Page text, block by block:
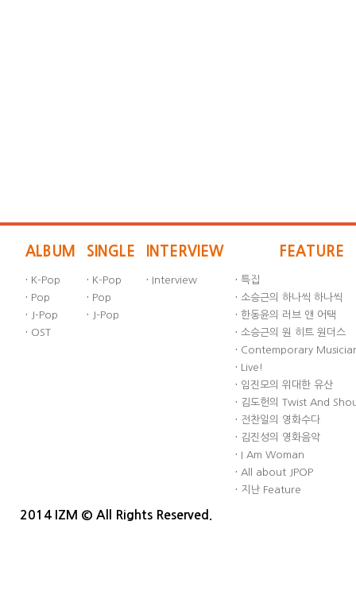
ALBUM
· K-Pop
· Pop
· J-Pop
· OST
SINGLE
· K-Pop
· Pop
· J-Pop
INTERVIEW
· Interview
FEATURE
· 특집
· 소승근의 하나씩 하나씩
· 한동윤의 러브 앤 어택
· 소승근의 원 히트 원더스
· Contemporary
· Live!
· 임진모의 위대한 유산
· 김도헌의 Twist And
· 전찬일의 영화수다
· 김진성의 영화음악
· I Am Woman
· All about JPOP
· 지난 Feature
2014 IZM © All Rights Reserved.